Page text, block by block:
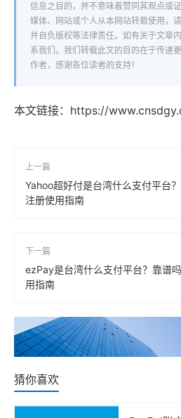
信息之目的，并不意味着赞同其观点或
媒体、网站或个人从本网站转载使用，
并自负版权等法律责任。如有关于文章
系我们。我们转载此文的目的在于传递
作者，感谢各位读者的支持！
本文链接： https://
上一篇
Yahoo超好付是台湾什么支付平台
注册使用指南
下一篇
ezPay是台湾什么支付平台？靠谱
用指南
猜你喜欢